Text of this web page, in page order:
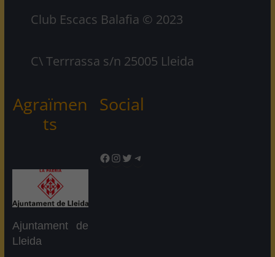
Club Escacs Balafia © 2023
C\ Terrrassa s/n 25005 Lleida
Agraïmen
ts
Ajuntament de
Lleida
Social
Facebook
Instagram
TwitterTelegram